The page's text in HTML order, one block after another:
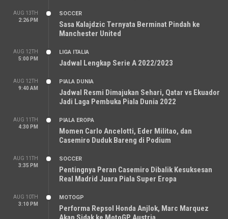
AUG 13TH
2:26 PM
SOCCER
Sasa Kalajdzic Ternyata Berminat Pindah ke
Manchester United
AUG 12TH
5:00 PM
LIGA ITALIA
Jadwal Lengkap Serie A 2022/2023
AUG 12TH
9:40 AM
PIALA DUNIA
Jadwal Resmi Dimajukan Sehari, Qatar vs Ekuador
Jadi Laga Pembuka Piala Dunia 2022
AUG 11TH
4:30 PM
PIALA EROPA
Momen Carlo Ancelotti, Eder Militao, dan
Casemiro Duduk Bareng di Podium
AUG 11TH
3:35 PM
SOCCER
Pentingnya Peran Casemiro Dibalik Kesuksesan
Real Madrid Juara Piala Super Eropa
AUG 10TH
3:10 PM
MOTOGP
Performa Repsol Honda Anjlok, Marc Marquez